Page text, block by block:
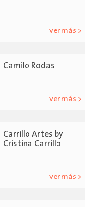
ver más >
Camilo Rodas
ver más >
Carrillo Artes by
Cristina Carrillo
ver más >